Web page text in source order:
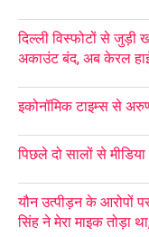
दिल्ली विस्फोटों से
अकाउंट बंद, अब केरल
इकोनॉमिक टाइम्स से
पिछले दो सालों से
यौन उत्पीड़न के आरोपों
सिंह ने मेरा माइक तोड़ा